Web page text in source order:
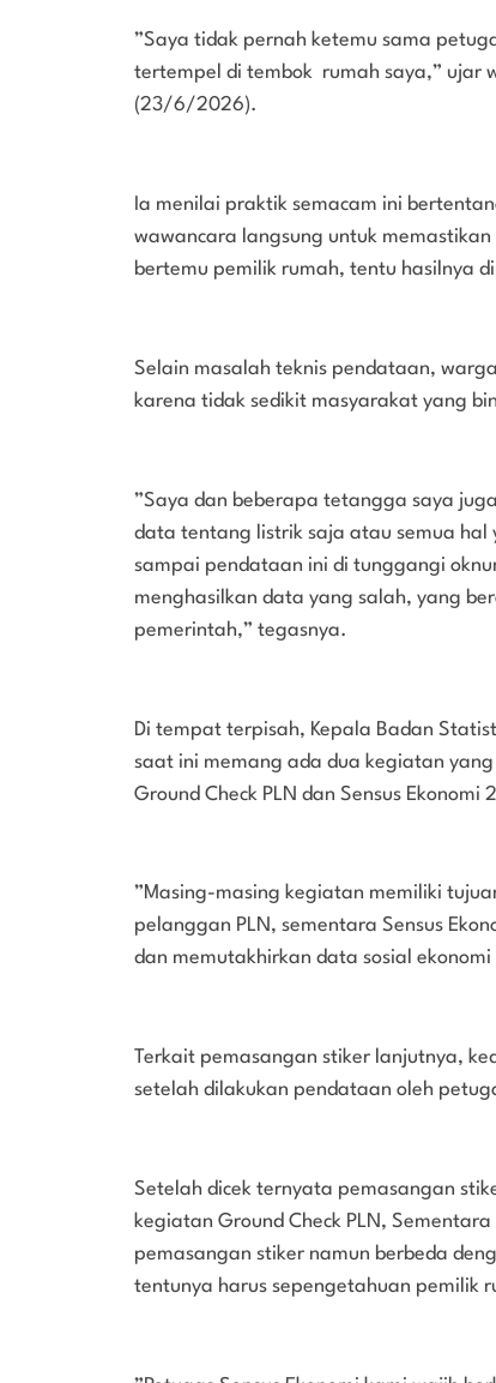
‎”Saya tidak pernah ketemu sama
tertempel di tembok rumah saya,” ujar
(23/6/2026).
‎Ia menilai praktik semacam ini
wawancara langsung untuk
bertemu pemilik rumah, tentu hasilnya
‎Selain masalah teknis pendataan,
karena tidak sedikit masyarakat yang
‎”Saya dan beberapa tetangga saya
data tentang listrik saja atau semua hal
sampai pendataan ini di tunggangi
menghasilkan data yang salah, yang
pemerintah,” tegasnya.
‎Di tempat terpisah, Kepala Badan
saat ini memang ada dua kegiatan
Ground Check PLN dan Sensus Ekonomi
‎”Masing-masing kegiatan memiliki
pelanggan PLN, sementara Sensus
dan memutakhirkan data sosial
‎Terkait pemasangan stiker lanjutnya,
setelah dilakukan pendataan oleh
‎Setelah dicek ternyata pemasangan
kegiatan Ground Check PLN,
pemasangan stiker namun berbeda
tentunya harus sepengetahuan pemilik